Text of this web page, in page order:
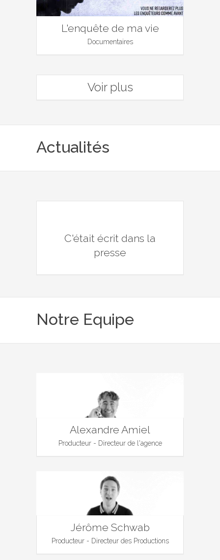
L'enquête de ma vie
Documentaires
Voir plus
Actualités
C'était écrit dans la
presse
Notre Equipe
Alexandre Amiel
Producteur - Directeur de l'agence
Jérôme Schwab
Producteur - Directeur des Productions